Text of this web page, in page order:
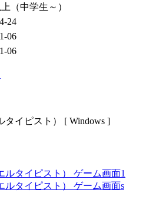
（中学生～）
24
06
06
タイピスト） [ Windows ]